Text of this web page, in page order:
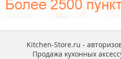
Kitchen-Store.ru -
Продажа кухонных